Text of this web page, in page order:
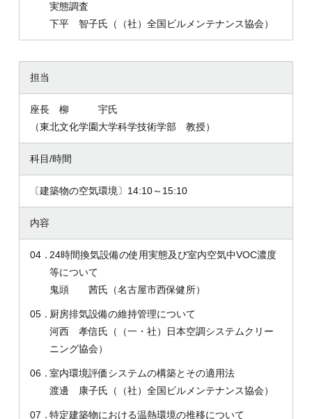
実態調査
下平 智子氏（（社）全国ビルメンテナンス協会）
担当
座長 柳 宇氏
（東北文化学園大学科学技術学部 教授）
科目/時間
〔建築物の空気環境〕14:10～15:10
内容
04．24時間換気設備の使用実態及び室内空気中VOC濃度
等について
鬼頭 茜氏（名古屋市西保健所）
05． 厨房排気設備の維持管理について
河西 孝信氏（（一・社）日本空調システムクリー
ニング協会）
06．室内環境評価システムの構築とその適用法
渡邊 康子氏（（社）全国ビルメンテナンス協会）
07．特定建築物における温熱環境の推移について